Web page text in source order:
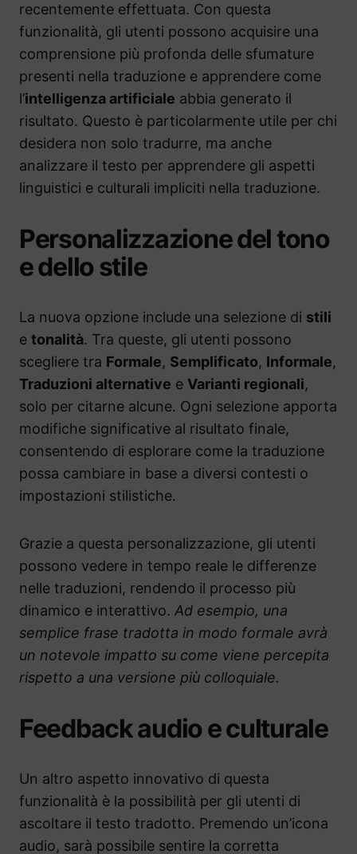
recentemente effettuata. Con questa
funzionalità, gli utenti possono acquisire una
comprensione più profonda delle sfumature
presenti nella traduzione e apprendere come
l’intelligenza artificiale abbia generato il
risultato. Questo è particolarmente utile per chi
desidera non solo tradurre, ma anche
analizzare il testo per apprendere gli aspetti
linguistici e culturali impliciti nella traduzione.
Personalizzazione del tono
e dello stile
La nuova opzione include una selezione di stili
e tonalità. Tra queste, gli utenti possono
scegliere tra Formale, Semplificato, Informale,
Traduzioni alternative e Varianti regionali,
solo per citarne alcune. Ogni selezione apporta
modifiche significative al risultato finale,
consentendo di esplorare come la traduzione
possa cambiare in base a diversi contesti o
impostazioni stilistiche.
Grazie a questa personalizzazione, gli utenti
possono vedere in tempo reale le differenze
nelle traduzioni, rendendo il processo più
dinamico e interattivo. Ad esempio, una
semplice frase tradotta in modo formale avrà
un notevole impatto su come viene percepita
rispetto a una versione più colloquiale.
Feedback audio e culturale
Un altro aspetto innovativo di questa
funzionalità è la possibilità per gli utenti di
ascoltare il testo tradotto. Premendo un’icona
audio, sarà possibile sentire la corretta